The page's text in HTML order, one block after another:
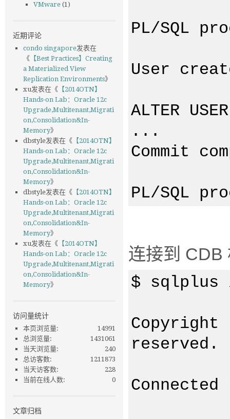
PL/SQL
User
ALTER
...
Commit
PL/SQL
连接到 CDB
$ sqlplus /
reserved.
VMware (1)
近期评论
condo singapore发表在
《 【Best Practices】Creating
a Materialized View
Replication Environments》
xu发表在《 【2014OTN】
Hands-on Lab：Oracle 12c
Upgrade,Multitenant,Migrati
on,Consolidation&In-
Memory》
dbstyle发表在《 【2014OTN】
Hands-on Lab：Oracle 12c
Upgrade,Multitenant,Migrati
on,Consolidation&In-
Memory》
dbstyle发表在《 【2014OTN】
Hands-on Lab：Oracle 12c
Upgrade,Multitenant,Migrati
on,Consolidation&In-
Memory》
xu发表在《 【2014OTN】
Hands-on Lab：Oracle 12c
Upgrade,Multitenant,Migrati
on,Consolidation&In-
Memory》
访问量统计
14991
本页浏览量:
1431061
总浏览量:
240
当天浏览量:
1211873
总访客数:
228
当天访客数:
0
当前在线人数:
文章归档